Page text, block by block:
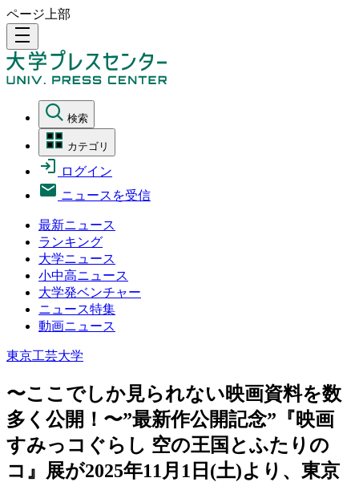
ページ上部
density_medium
検索
カテゴリ
ログイン
ニュースを受信
最新ニュース
ランキング
大学ニュース
小中高ニュース
大学発ベンチャー
ニュース特集
動画ニュース
東京工芸大学
〜ここでしか見られない映画資料を数
多く公開！〜”最新作公開記念”『映画
すみっコぐらし 空の王国とふたりの
コ』展が2025年11月1日(土)より、東京